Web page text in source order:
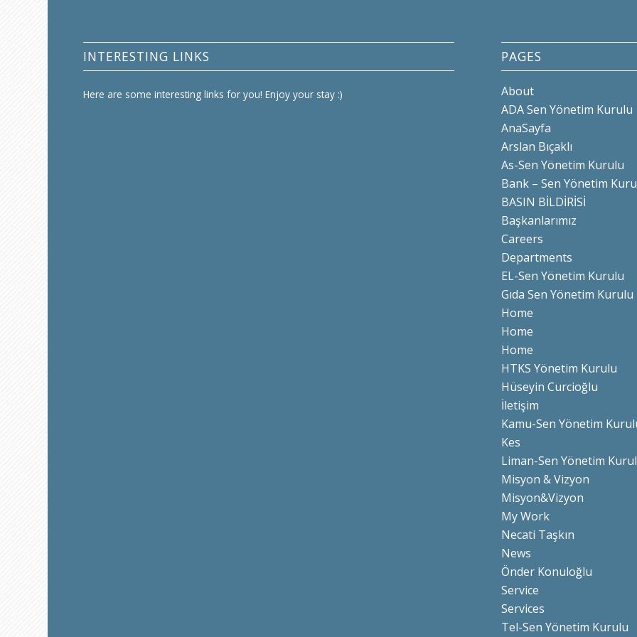
INTERESTING LINKS
Here are some interesting links for you! Enjoy your stay :)
PAGES
About
ADA Sen Yönetim Kurulu
AnaSayfa
Arslan Bıçaklı
As-Sen Yönetim Kurulu
Bank – Sen Yönetim
BASIN BİLDİRİSİ
Başkanlarımız
Careers
Departments
EL-Sen Yönetim Kurulu
Gıda Sen Yönetim Kurulu
Home
Home
Home
HTKS Yönetim Kurulu
Hüseyin Curcioğlu
İletişim
Kamu-Sen Yönetim
Kes
Liman-Sen Yönetim
Misyon & Vizyon
Misyon&Vizyon
My Work
Necati Taşkın
News
Önder Konuloğlu
Service
Services
Tel-Sen Yönetim Kurulu